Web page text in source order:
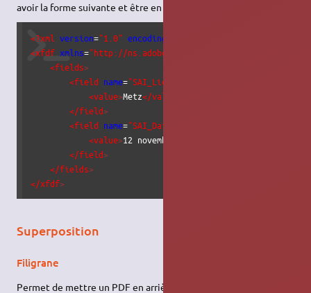
avoir la forme suivante et être en UTF-8 :
<?xml version="1.0" encoding
<xfdf xmlns="http://ns.adobe.com/xfdf/"
<fields>
<field name="SAI_Lieu"
<value>Metz</value
</field>
<field name="SAI_Date"
<value>12 novembre 2025
</field>
</fields>
</xfdf>
Superposition
Filigrane
Permet de mettre un PDF en arrière-plan d’un autre PDF :